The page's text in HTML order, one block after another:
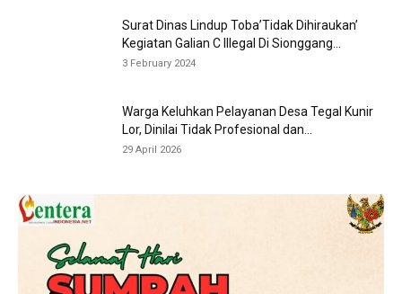
Surat Dinas Lindup Toba’Tidak Dihiraukan’
Kegiatan Galian C Illegal Di Sionggang...
3 February 2024
Warga Keluhkan Pelayanan Desa Tegal Kunir
Lor, Dinilai Tidak Profesional dan...
29 April 2026